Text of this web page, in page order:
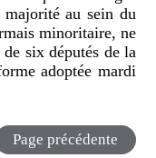
majorité au sein du
minoritaire, ne
six députés de la
adoptée mardi
Page précédente